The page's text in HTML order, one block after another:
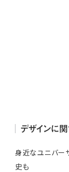
デザインに
身近なユニバー
史も